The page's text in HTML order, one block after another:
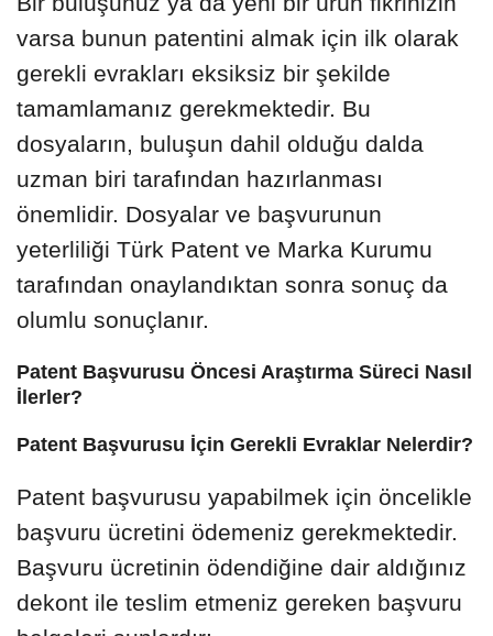
varsa bunun patentini almak için ilk olarak
gerekli evrakları eksiksiz bir şekilde
tamamlamanız gerekmektedir. Bu
dosyaların, buluşun dahil olduğu dalda
uzman biri tarafından hazırlanması
önemlidir. Dosyalar ve başvurunun
yeterliliği Türk Patent ve Marka Kurumu
tarafından onaylandıktan sonra sonuç da
olumlu sonuçlanır.
Patent Başvurusu Öncesi Araştırma Süreci Nasıl
İlerler?
Patent Başvurusu İçin Gerekli Evraklar Nelerdir?
Patent başvurusu yapabilmek için öncelikle
başvuru ücretini ödemeniz gerekmektedir.
Başvuru ücretinin ödendiğine dair aldığınız
dekont ile teslim etmeniz gereken başvuru